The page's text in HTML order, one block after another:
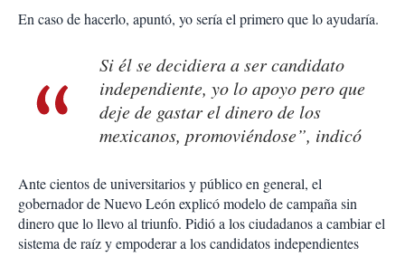
En caso de hacerlo, apuntó, yo sería el primero que lo ayudaría.
Si él se decidiera a ser candidato
independiente, yo lo apoyo pero que
deje de gastar el dinero de los
mexicanos, promoviéndose”, indicó
Ante cientos de universitarios y público en general, el
gobernador de Nuevo León explicó modelo de campaña sin
dinero que lo llevo al triunfo. Pidió a los ciudadanos a cambiar el
sistema de raíz y empoderar a los candidatos independientes